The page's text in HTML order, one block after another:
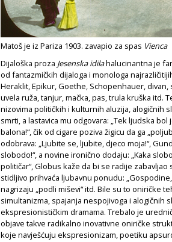
Matoš je iz Pariza 1903. zavapio za spas Vienca
Dijaloška proza Jesenska idilahalucinantna je
od fantazmičkih dijaloga i monologa
Heraklit, Epikur, Goethe, Schopenhauer, divan,
uvela ruža, tanjur, mačka, pas, trula kruška itd.
nizovima političkih i kulturnih aluzija, alogičnih
smrti, a lastavica mu odgovara: „Tek ljudska
balona!“, čik od cigare poziva žigicu da ga
odobrava: „Ljubite se, ljubite, djeco moja!“,
slobodo!“, a novine ironično dodaju: „Kaka
političar“, Globus kaže da bi se radije
stidljivo prihvaća ljubavnu ponudu:
nagrizaju „podli miševi“ itd. Bile su to oniričke
simultanizma, spajanja nespojivoga i alogičnih
ekspresionističkim dramama. Trebalo je
objave takve radikalno inovativne oniričke
koje navješćuju ekspresionizam, poetiku